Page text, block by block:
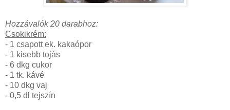
Hozzávalók 20 darabhoz:
Csokikrém:
- 1 csapott ek. kakaópor
- 1 kisebb tojás
- 6 dkg cukor
- 1 tk. kávé
- 10 dkg vaj
- 0,5 dl tejszín